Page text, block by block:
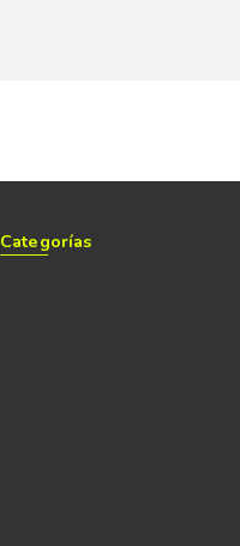
Categorías